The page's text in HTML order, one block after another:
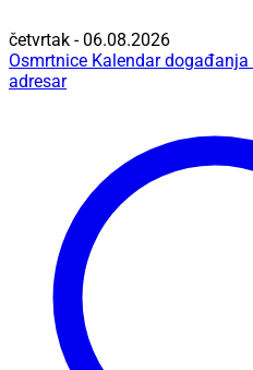
četvrtak - 06.08.2026
Osmrtnice Kalendar događanja
adresar